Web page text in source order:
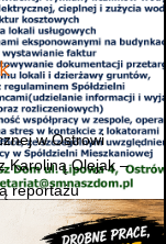
w Ostrowi
Karoliną Olejak –
reportażu